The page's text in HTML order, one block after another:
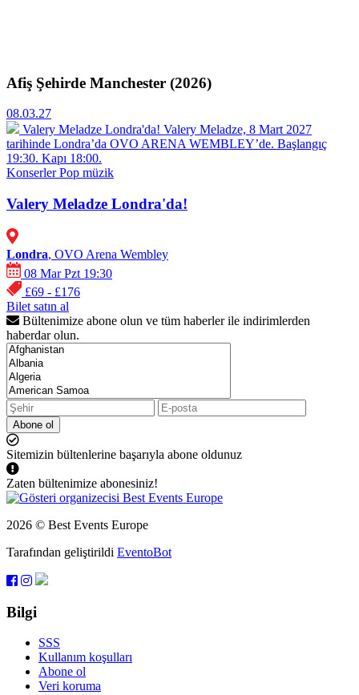
Afiş Şehirde Manchester (2026)
08.03.27
Valery Meladze Londra'da! Valery Meladze, 8 Mart 2027
tarihinde Londra’da OVO ARENA WEMBLEY’de. Başlangıç
19:30. Kapı 18:00.
Konserler Pop müzik
Valery Meladze Londra'da!
Londra, OVO Arena Wembley
08 Mar Pzt 19:30
£69 - £176
Bilet satın al
Bültenimize abone olun ve tüm haberler ile indirimlerden
haberdar olun.
Abone ol
Sitemizin bültenlerine başarıyla abone oldunuz
Zaten bültenimize abonesiniz!
2026 © Best Events Europe
Tarafından geliştirildi EventoBot
Bilgi
SSS
Kullanım koşulları
Abone ol
Veri koruma